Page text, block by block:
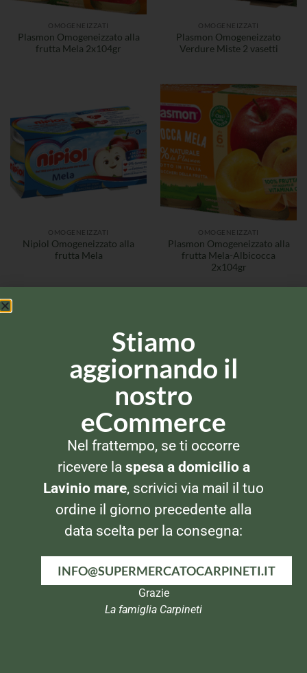
OMOGENEIZZATI
Plasmon Omogeneizzato alla
frutta Mela 2x104gr
OMOGENEIZZATI
Plasmon Omogeneizzato
Verdure Miste 2 vasetti
OMOGENEIZZATI
Nipiol Omogeneizzato alla
frutta Mela
OMOGENEIZZATI
Plasmon Omogeneizzato alla
frutta Mela-Albicocca
2x104gr
OMOGENEIZZATI
Plasmon Omogeneizzato alla
frutta Albicocca-Banana-
Mela 2x104gr
OMOGENEIZZATI
Plasmon Omogeneizzato
Manzo 2x80gr
Stiamo
aggiornando il
nostro
eCommerce
Nel frattempo, se ti occorre
ricevere la spesa a domicilio a
Lavinio mare, scrivici via mail il tuo
ordine il giorno precedente alla
data scelta per la consegna:
INFO@SUPERMERCATOCARPINETI.IT
Grazie
La famiglia Carpineti